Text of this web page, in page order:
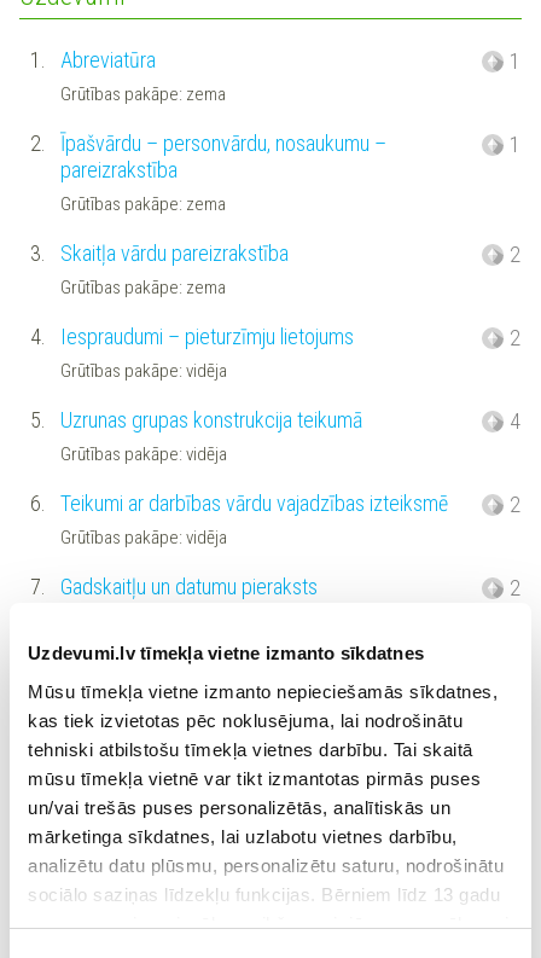
Uzdevumi.lv tīmekļa vietne izmanto sīkdatnes
Mūsu tīmekļa vietne izmanto nepieciešamās sīkdatnes,
kas tiek izvietotas pēc noklusējuma, lai nodrošinātu
tehniski atbilstošu tīmekļa vietnes darbību. Tai skaitā
mūsu tīmekļa vietnē var tikt izmantotas pirmās puses
un/vai trešās puses personalizētās, analītiskās un
mārketinga sīkdatnes, lai uzlabotu vietnes darbību,
analizētu datu plūsmu, personalizētu saturu, nodrošinātu
sociālo saziņas līdzekļu funkcijas. Bērniem līdz 13 gadu
vecumam pirms izvēles veikšanas ir jāprasa vecāka vai
1. Abreviatūra
Grūtības pakāpe: zema
1
2.
Īpašvārdu – personvārdu, nosaukumu –
pareizrakstība
Grūtības pakāpe: zema
1
3. Skaitļa vārdu pareizrakstība
Grūtības pakāpe: zema
2
4. Iespraudumi – pieturzīmju lietojums
Grūtības pakāpe: vidēja
2
5. Uzrunas grupas konstrukcija teikumā
Grūtības pakāpe: vidēja
4
6. Teikumi ar darbības vārdu vajadzības izteiksmē
Grūtības pakāpe: vidēja
2
7. Gadskaitļu un datumu pieraksts 2
Grūtības pakāpe: vidēja
9. Partikulas teikumā
Grūtības pakāpe: vidēja
10. Iesprauduma un teikuma uzbūves noteikšana
Grūtības pakāpe: vidēja
2